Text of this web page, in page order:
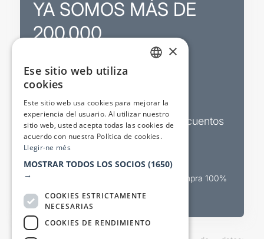
YA SOMOS MÁS DE
200.000
Promociones
Boletines de actualidad y descuentos
Valora espectáculos
Canal oficial de venta teatral Compra 100%
×
Ese sitio web utiliza
cookies
Este sitio web usa cookies para mejorar la
experiencia del usuario. Al utilizar nuestro
sitio web, usted acepta todas las cookies de
acuerdo con nuestra Política de cookies.
Llegir-ne més
MOSTRAR TODOS LOS SOCIOS (1650)
→
COOKIES ESTRICTAMENTE
NECESARIAS
COOKIES DE RENDIMIENTO